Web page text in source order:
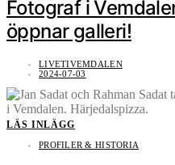
Fotograf i
öppnar galleri!
LIVETIVEMDALEN
2024-07-03
LÄS INLÄGG
PROFILER & HISTORIA